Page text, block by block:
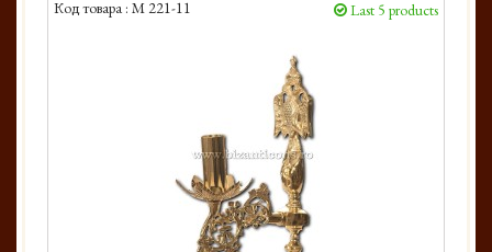
Код товара : M 221-11 Last 5 products